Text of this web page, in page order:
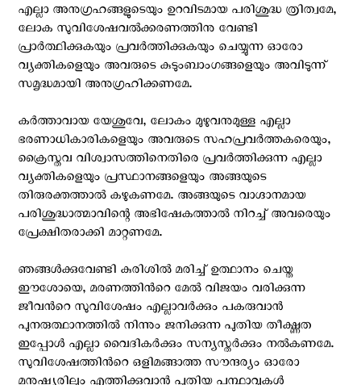
എല്ലാ അനുഗ്രഹങ്ങളുടെയും ഉറവിടമായ പരിശുദ്ധ ത്രിത്വമേ,
ലോക സുവിശേഷവൽക്കരണത്തിനു വേണ്ടി
പ്രാർത്ഥിക്കുകയും പ്രവർത്തിക്കുകയും ചെയ്യുന്ന ഓരോ
വ്യക്തികളെയും അവരുടെ കുടുംബാംഗങ്ങളെയും അവിടുന്ന്
സമൃദ്ധമായി അനുഗ്രഹിക്കണമേ.
കർത്താവായ യേശുവേ, ലോകം മുഴുവനുമുള്ള എല്ലാ
ഭരണാധികാരികളെയും അവരുടെ സഹപ്രവർത്തകരെയും,
ക്രൈസ്തവ വിശ്വാസത്തിനെതിരെ പ്രവർത്തിക്കുന്ന എല്ലാ
വ്യക്തികളെയും പ്രസ്ഥാനങ്ങളെയും അങ്ങയുടെ
തിരുരക്തത്താൽ കഴുകണമേ. അങ്ങയുടെ വാഗ്ദാനമായ
പരിശുദ്ധാത്മാവിന്റെ അഭിഷേകത്താൽ നിറച്ച് അവരെയും
പ്രേക്ഷിതരാക്കി മാറ്റണമേ.
ഞങ്ങൾക്കുവേണ്ടി കുരിശിൽ മരിച്ച് ഉത്ഥാനം ചെയ്ത
ഈശോയെ, മരണത്തിന്‍റെ മേല്‍ വിജയം വരിക്കുന്ന
ജീവന്‍റെ സുവിശേഷം എല്ലാവര്‍ക്കും പകരുവാന്‍
പുനരുത്ഥാനത്തില്‍ നിന്നും ജനിക്കുന്ന പുതിയ തീക്ഷ്ണത
ഇപ്പോള്‍ എല്ലാ വൈദികർക്കും സന്യസ്തർക്കും നൽകണമേ.
സുവിശേഷത്തിന്‍റെ ഒളിമങ്ങാത്ത സൗന്ദര്യം ഓരോ